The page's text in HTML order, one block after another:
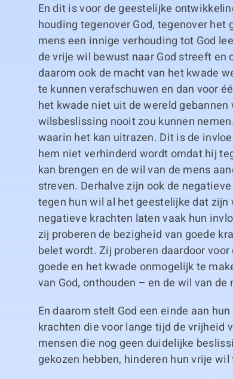
En dit is voor de geestelijke
houding tegenover God, tegenover het
mens een innige verhouding tot God
de vrije wil bewust naar God streeft
daarom ook de macht van het kwade
te kunnen verafschuwen en dan voor
het kwade niet uit de wereld
wilsbeslissing nooit zou kunnen
waarin het kan uitrazen. Dit is de
hem niet verhinderd wordt omdat hij
kan brengen en de wil van de mens
streven. Derhalve zijn ook de
tegen hun wil al het geestelijke dat
negatieve krachten laten vaak hun
zij proberen de bezigheid van goede
belet wordt. Zij proberen daardoor
goede en het kwade onmogelijk te
van God, onthouden – en de wil van
En daarom stelt God een einde aan
krachten die voor lange tijd de vrijheid
mensen die nog geen duidelijke
gekozen hebben, hinderen hun vrije